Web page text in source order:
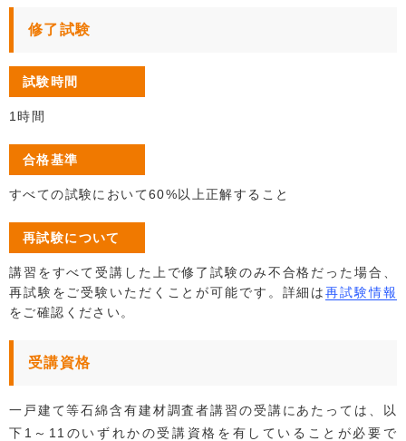
修了試験
試験時間
1時間
合格基準
すべての試験において60%以上正解すること
再試験について
講習をすべて受講した上で修了試験のみ不合格だった場合、
再試験をご受験いただくことが可能です。詳細は再試験情報
をご確認ください。
受講資格
一戸建て等石綿含有建材調査者講習の受講にあたっては、以
下1～11のいずれかの受講資格を有していることが必要で